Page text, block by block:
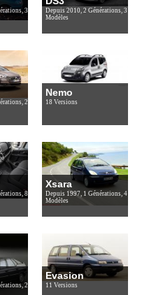
3
Depuis 2010, 2 Générations, 3
Modèles
2
Nemo
18 Versions
8
Xsara
Depuis 1997, 1 Générations, 4
Modèles
2
Evasion
11 Versions